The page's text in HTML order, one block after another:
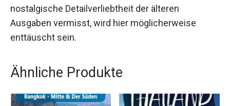
nostalgische Detailverliebtheit der älteren
Ausgaben vermisst, wird hier möglicherweise
enttäuscht sein.
Ähnliche Produkte